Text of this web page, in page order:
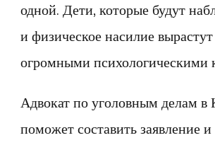
одной. Дети, которые будут
и физическое насилие вырастут
огромными психологическими
Адвокат по уголовным делам в
поможет составить заявление и